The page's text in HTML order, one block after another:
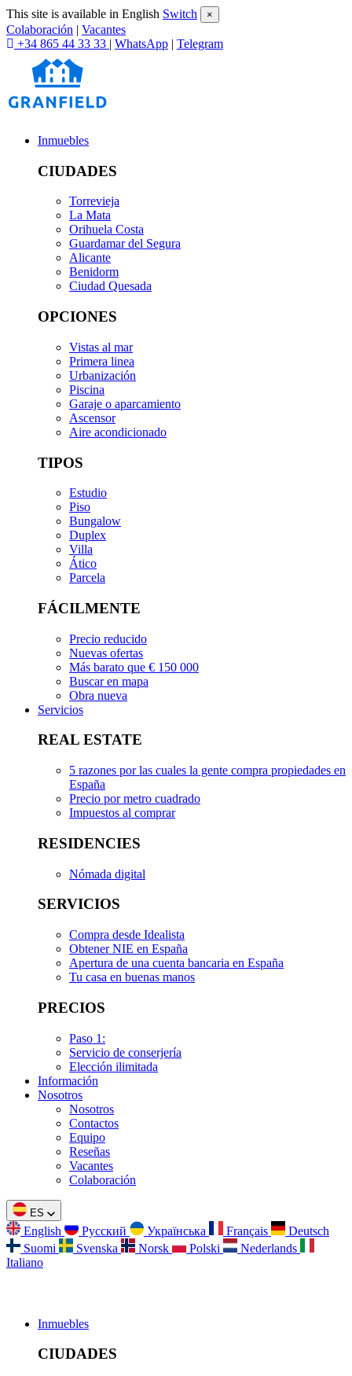
This site is available in English Switch ×
Colaboración | Vacantes
+34 865 44 33 33 | WhatsApp | Telegram
Inmuebles
CIUDADES
Torrevieja
La Mata
Orihuela Costa
Guardamar del Segura
Alicante
Benidorm
Ciudad Quesada
OPCIONES
Vistas al mar
Primera linea
Urbanización
Piscina
Garaje o aparcamiento
Ascensor
Aire acondicionado
TIPOS
Estudio
Piso
Bungalow
Duplex
Villa
Ático
Parcela
FÁCILMENTE
Precio reducido
Nuevas ofertas
Más barato que € 150 000
Buscar en mapa
Obra nueva
Servicios
REAL ESTATE
5 razones por las cuales la gente compra propiedades en
España
Precio por metro cuadrado
Impuestos al comprar
RESIDENCIES
Nómada digital
SERVICIOS
Compra desde Idealista
Obtener NIE en España
Apertura de una cuenta bancaria en España
Tu casa en buenas manos
PRECIOS
Paso 1:
Servicio de conserjería
Elección ilimitada
Información
Nosotros
Nosotros
Contactos
Equipo
Reseñas
Vacantes
Colaboración
ES
English Русский Українська Français
Deutsch
Suomi
Svenska Norsk Polski
Nederlands
Italiano
Inmuebles
CIUDADES